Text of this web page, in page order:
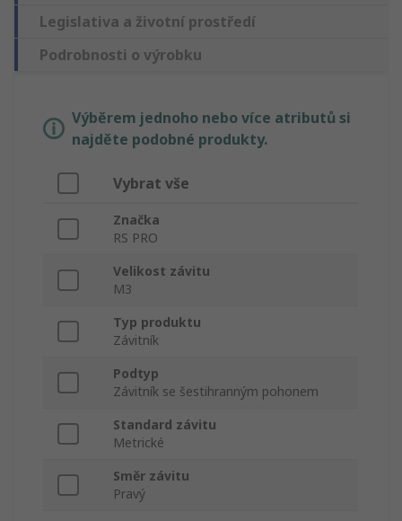
Legislativa a životní prostředí
Podrobnosti o výrobku
Výběrem jednoho nebo více atributů si
najděte podobné produkty.
Vybrat vše
Značka
RS PRO
Velikost závitu
M3
Typ produktu
Závitník
Podtyp
Závitník se šestihranným pohonem
Standard závitu
Metrické
Směr závitu
Pravý